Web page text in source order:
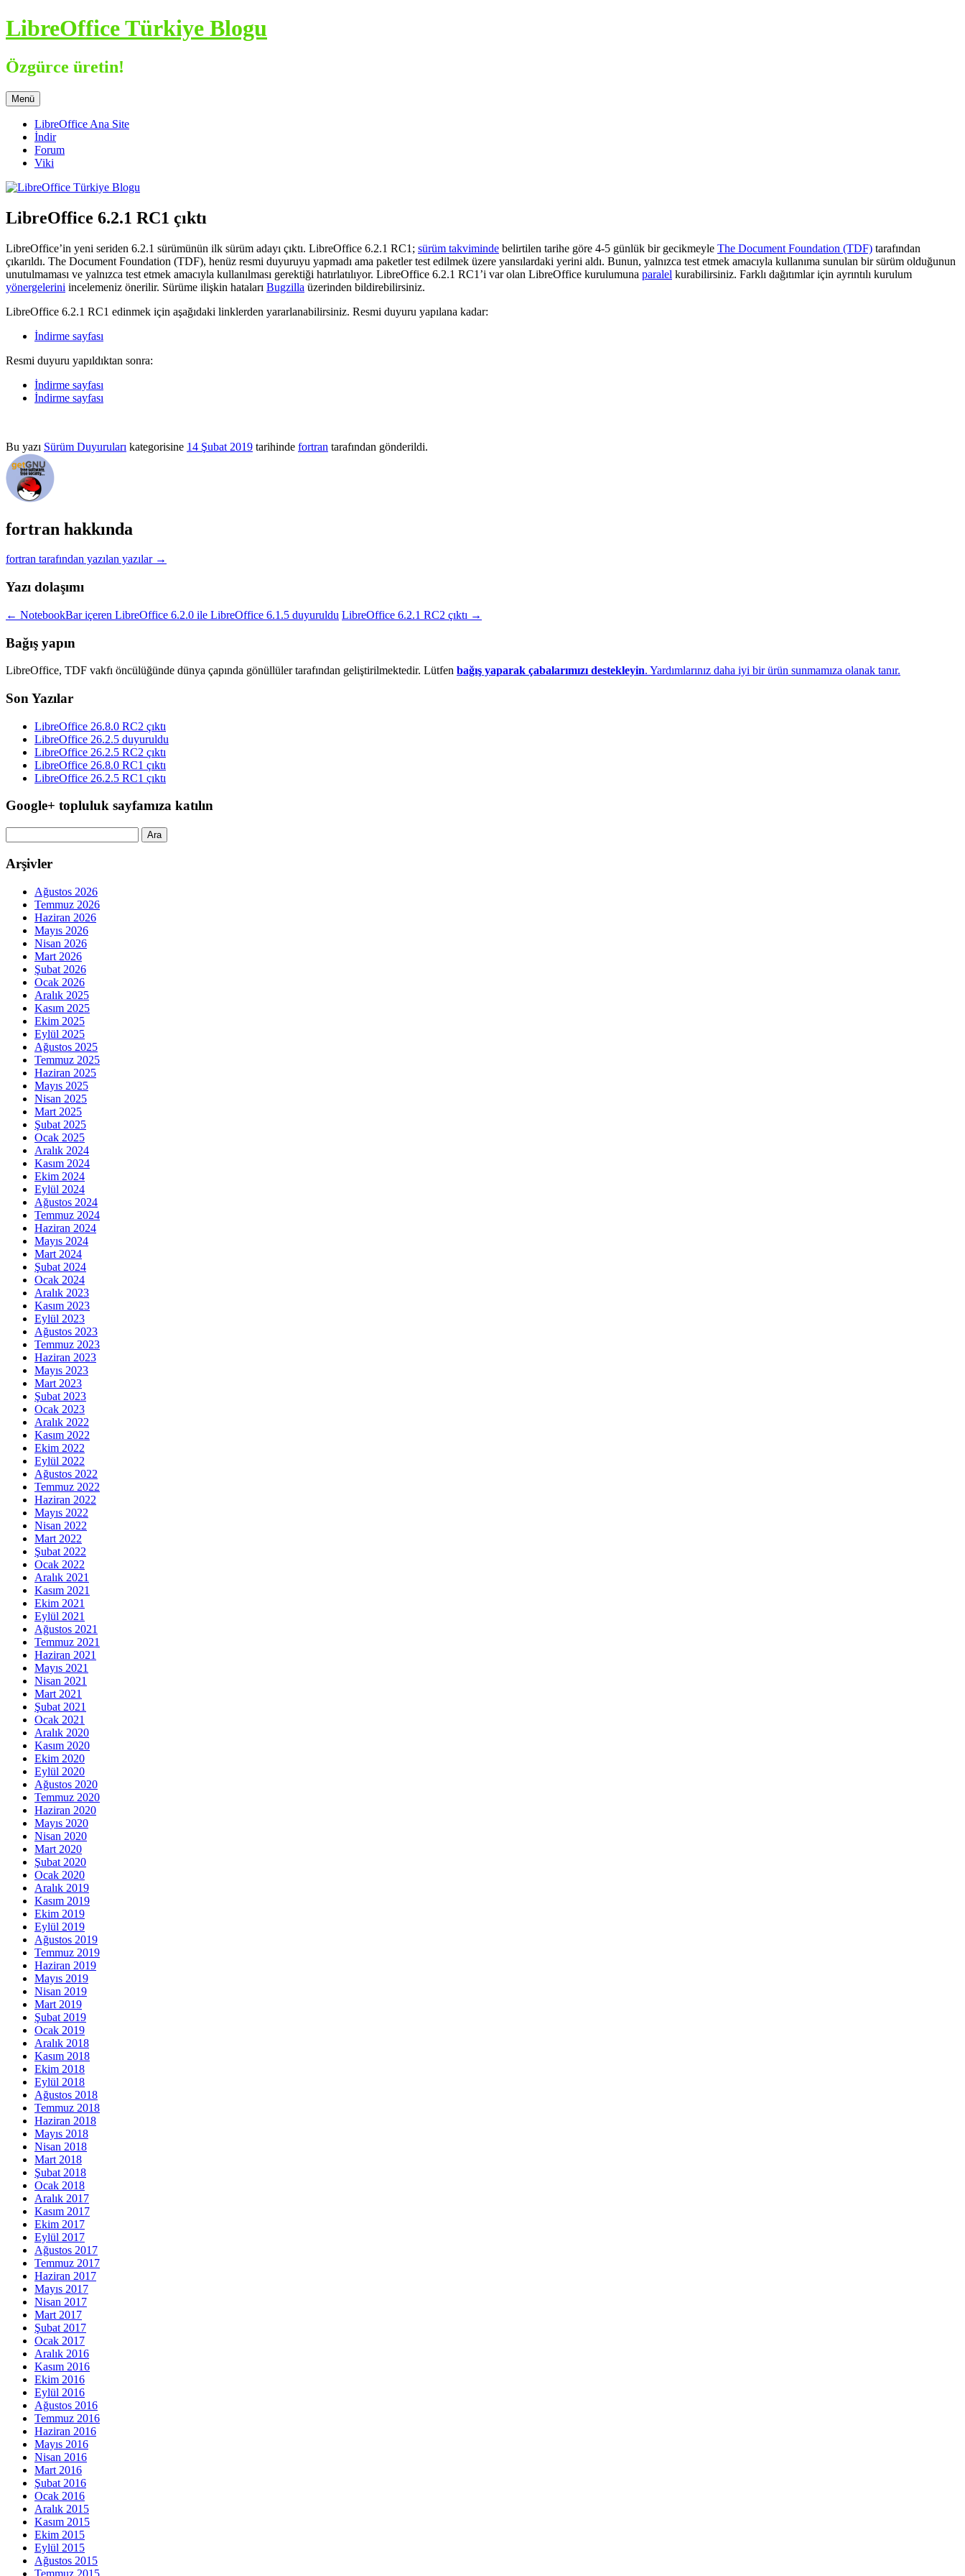
İçeriğe
atla
LibreOffice Türkiye Blogu
Özgürce üretin!
Menü
LibreOffice Ana Site
İndir
Forum
Viki
LibreOffice 6.2.1 RC1 çıktı
LibreOffice’in yeni seriden 6.2.1 sürümünün ilk sürüm adayı çıktı. LibreOffice 6.2.1 RC1; sürüm takviminde belirtilen tarihe göre 4-5 günlük bir gecikmeyle The Document Foundation (TDF) tarafından
çıkarıldı. The Document Foundation (TDF), henüz resmi duyuruyu yapmadı ama paketler test edilmek üzere yansılardaki yerini aldı. Bunun, yalnızca test etmek amacıyla kullanıma sunulan bir sürüm olduğunun
unutulmaması ve yalnızca test etmek amacıyla kullanılması gerektiği hatırlatılıyor. LibreOffice 6.2.1 RC1’i var olan LibreOffice kurulumuna paralel kurabilirsiniz. Farklı dağıtımlar için ayrıntılı kurulum
yönergelerini incelemeniz önerilir. Sürüme ilişkin hataları Bugzilla üzerinden bildirebilirsiniz.
LibreOffice 6.2.1 RC1 edinmek için aşağıdaki linklerden yararlanabilirsiniz. Resmi duyuru yapılana kadar:
İndirme sayfası
Resmi duyuru yapıldıktan sonra:
İndirme sayfası
İndirme sayfası
Bu yazı Sürüm Duyuruları kategorisine 14 Şubat 2019 tarihinde fortran tarafından gönderildi.
fortran hakkında
fortran tarafından yazılan yazılar →
Yazı dolaşımı
← NotebookBar içeren LibreOffice 6.2.0 ile LibreOffice 6.1.5 duyuruldu LibreOffice 6.2.1 RC2 çıktı →
Bağış yapın
LibreOffice, TDF vakfı öncülüğünde dünya çapında gönüllüler tarafından geliştirilmektedir. Lütfen bağış yaparak çabalarımızı destekleyin. Yardımlarınız daha iyi bir ürün sunmamıza olanak tanır.
Son Yazılar
LibreOffice 26.8.0 RC2 çıktı
LibreOffice 26.2.5 duyuruldu
LibreOffice 26.2.5 RC2 çıktı
LibreOffice 26.8.0 RC1 çıktı
LibreOffice 26.2.5 RC1 çıktı
Google+ topluluk sayfamıza katılın
Arşivler
Ağustos 2026
Temmuz 2026
Haziran 2026
Mayıs 2026
Nisan 2026
Mart 2026
Şubat 2026
Ocak 2026
Aralık 2025
Kasım 2025
Ekim 2025
Eylül 2025
Ağustos 2025
Temmuz 2025
Haziran 2025
Mayıs 2025
Nisan 2025
Mart 2025
Şubat 2025
Ocak 2025
Aralık 2024
Kasım 2024
Ekim 2024
Eylül 2024
Ağustos 2024
Temmuz 2024
Haziran 2024
Mayıs 2024
Mart 2024
Şubat 2024
Ocak 2024
Aralık 2023
Kasım 2023
Eylül 2023
Ağustos 2023
Temmuz 2023
Haziran 2023
Mayıs 2023
Mart 2023
Şubat 2023
Ocak 2023
Aralık 2022
Kasım 2022
Ekim 2022
Eylül 2022
Ağustos 2022
Temmuz 2022
Haziran 2022
Mayıs 2022
Nisan 2022
Mart 2022
Şubat 2022
Ocak 2022
Aralık 2021
Kasım 2021
Ekim 2021
Eylül 2021
Ağustos 2021
Temmuz 2021
Haziran 2021
Mayıs 2021
Nisan 2021
Mart 2021
Şubat 2021
Ocak 2021
Aralık 2020
Kasım 2020
Ekim 2020
Eylül 2020
Ağustos 2020
Temmuz 2020
Haziran 2020
Mayıs 2020
Nisan 2020
Mart 2020
Şubat 2020
Ocak 2020
Aralık 2019
Kasım 2019
Ekim 2019
Eylül 2019
Ağustos 2019
Temmuz 2019
Haziran 2019
Mayıs 2019
Nisan 2019
Mart 2019
Şubat 2019
Ocak 2019
Aralık 2018
Kasım 2018
Ekim 2018
Eylül 2018
Ağustos 2018
Temmuz 2018
Haziran 2018
Mayıs 2018
Nisan 2018
Mart 2018
Şubat 2018
Ocak 2018
Aralık 2017
Kasım 2017
Ekim 2017
Eylül 2017
Ağustos 2017
Temmuz 2017
Haziran 2017
Mayıs 2017
Nisan 2017
Mart 2017
Şubat 2017
Ocak 2017
Aralık 2016
Kasım 2016
Ekim 2016
Eylül 2016
Ağustos 2016
Temmuz 2016
Haziran 2016
Mayıs 2016
Nisan 2016
Mart 2016
Şubat 2016
Ocak 2016
Aralık 2015
Kasım 2015
Ekim 2015
Eylül 2015
Ağustos 2015
Temmuz 2015